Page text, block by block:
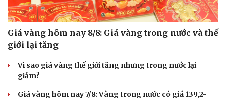
Giá vàng hôm nay 8/8: Giá vàng trong nước và thế
giới lại tăng
Vì sao giá vàng thế giới tăng nhưng trong nước lại
giảm?
Giá vàng hôm nay 7/8: Vàng trong nước có giá 139,2-